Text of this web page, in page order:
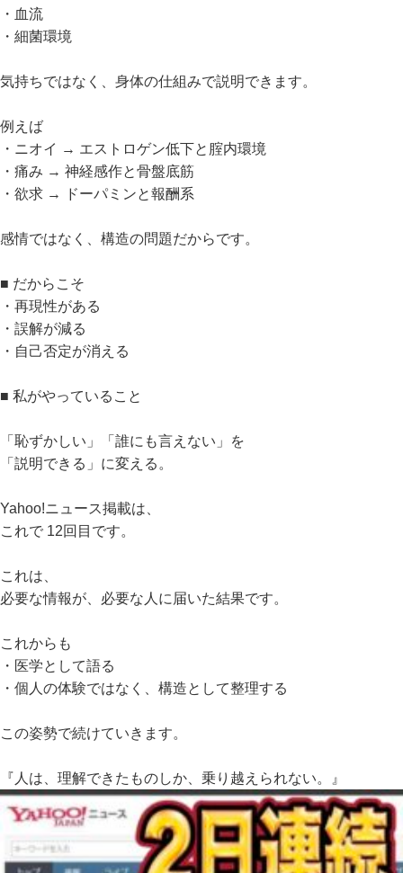
・血流
・細菌環境
気持ちではなく、身体の仕組みで説明できます。
例えば
・ニオイ → エストロゲン低下と腟内環境
・痛み → 神経感作と骨盤底筋
・欲求 → ドーパミンと報酬系
感情ではなく、構造の問題だからです。
■ だからこそ
・再現性がある
・誤解が減る
・自己否定が消える
■ 私がやっていること
「恥ずかしい」「誰にも言えない」を
「説明できる」に変える。
Yahoo!ニュース掲載は、
これで 12回目です。
これは、
必要な情報が、必要な人に届いた結果です。
これからも
・医学として語る
・個人の体験ではなく、構造として整理する
この姿勢で続けていきます。
『人は、理解できたものしか、乗り越えられない。』